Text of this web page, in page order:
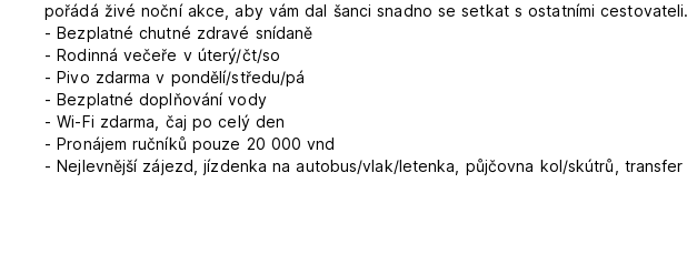
pořádá živé noční akce, aby vám dal šanci snadno se setkat s ostatními cestovateli.
- Bezplatné chutné zdravé snídaně
- Rodinná večeře v úterý/čt/so
- Pivo zdarma v pondělí/středu/pá
- Bezplatné doplňování vody
- Wi-Fi zdarma, čaj po celý den
- Pronájem ručníků pouze 20 000 vnd
- Nejlevnější zájezd, jízdenka na autobus/vlak/letenka, půjčovna kol/skútrů,